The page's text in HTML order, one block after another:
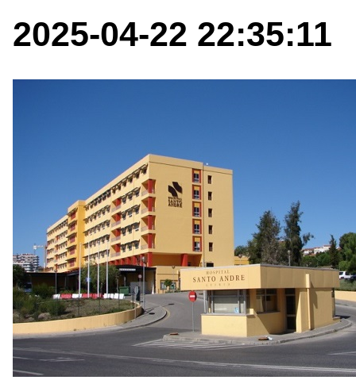
2025-04-22 22:35:11